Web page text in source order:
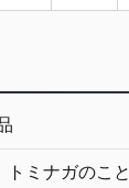
ミナガのこと